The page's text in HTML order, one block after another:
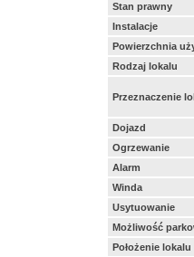
Stan prawny
Instalacje
Powierzchnia
Rodzaj lokalu
Przeznaczenie
Dojazd
Ogrzewanie
Alarm
Winda
Usytuowanie
Możliwość
Położenie lokalu